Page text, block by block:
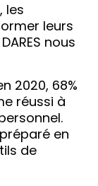
les
leurs
nous
2020, 68%
réussi à
en
de